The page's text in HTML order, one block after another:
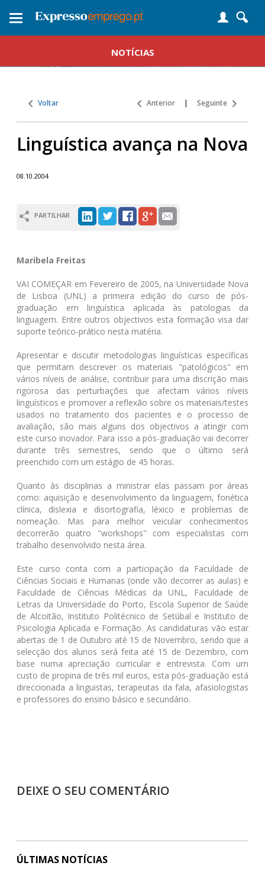
Toggle
NOTÍCIAS
Voltar Anterior | Seguinte
Linguística avança na Nova
08.10.2004
PARTILHAR
Maribela Freitas
VAI COMEÇAR em Fevereiro de 2005, na Universidade Nova
de Lisboa (UNL) a primeira edição do curso de pós-
graduação em linguística aplicada às patologias da
linguagem. Entre outros objectivos esta formação visa dar
suporte teórico-prático nesta matéria.
Apresentar e discutir metodologias linguísticas específicas
que permitam descrever os materiais "patológicos" em
vários níveis de análise, contribuir para uma discrição mais
rigorosa das perturbações que afectam vários níveis
linguísticos e promover a reflexão sobre os materiais/testes
usados no tratamento dos pacientes e o processo de
avaliação, são mais alguns dos objectivos a atingir com
este curso inovador. Para isso a pós-graduação vai decorrer
durante três semestres, sendo que o último será
preenchido com um estágio de 45 horas.
Quanto às disciplinas a ministrar elas passam por áreas
como: aquisição e desenvolvimento da linguagem, fonética
clínica, dislexia e disortografia, léxico e problemas de
nomeação. Mas para melhor veicular conhecimentos
decorrerão quatro "workshops" com especialistas com
trabalho desenvolvido nesta área.
Este curso conta com a participação da Faculdade de
Ciências Sociais e Humanas (onde vão decorrer as aulas) e
Faculdade de Ciências Médicas da UNL, Faculdade de
Letras da Universidade do Porto, Escola Superior de Saúde
de Alcoitão, Instituto Politécnico de Setúbal e Instituto de
Psicologia Aplicada e Formação. As candidaturas vão estar
abertas de 1 de Outubro até 15 de Novembro, sendo que a
selecção dos alunos será feita até 15 de Dezembro, com
base numa apreciação curricular e entrevista. Com um
custo de propina de três mil euros, esta pós-graduação está
direccionada a linguistas, terapeutas da fala, afasiologistas
e professores do ensino básico e secundário.
DEIXE O SEU COMENTÁRIO
ÚLTIMAS NOTÍCIAS